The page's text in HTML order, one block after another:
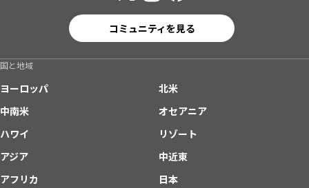
コミュニティを見る
国と地域
ヨーロッパ
北米
中南米
オセアニア
ハワイ
リゾート
アジア
中近東
アフリカ
日本